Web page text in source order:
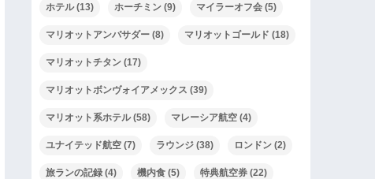
ホテル(13) ホーチミン (9) マイラーオフ会 (5)
マリオットアンバサダー (8) マリオットゴールド (18)
マリオットチタン (17)
マリオットボンヴォイアメックス (39)
マリオット系ホテル(58) マレーシア航空 (4)
ユナイテッド航空 (7) ラウンジ (38) ロンドン (2)
旅ランの記録 (4) 機内食 (5) 特典航空券 (22)